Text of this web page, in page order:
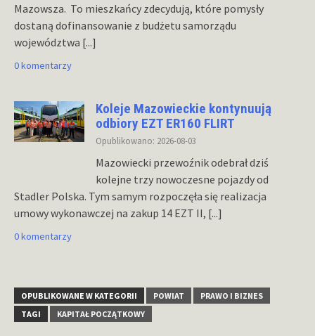
Mazowsza. To mieszkańcy zdecydują, które pomysły
dostaną dofinansowanie z budżetu samorządu
województwa [...]
0 komentarzy
Koleje Mazowieckie kontynuują
odbiory EZT ER160 FLIRT
Opublikowano: 2026-08-03
Mazowiecki przewoźnik odebrał dziś
kolejne trzy nowoczesne pojazdy od
Stadler Polska. Tym samym rozpoczęła się realizacja
umowy wykonawczej na zakup 14 EZT II, [...]
0 komentarzy
OPUBLIKOWANE W KATEGORII POWIAT
PRAWO I BIZNES
TAGI
KAPITAŁ POCZĄTKOWY